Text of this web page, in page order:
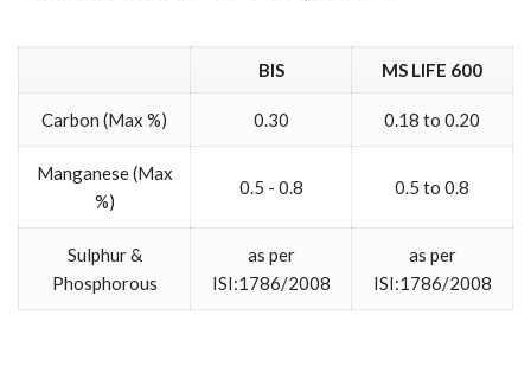
BIS MS LIFE 600
Carbon (Max %) 0.30 0.18 to 0.20
Manganese (Max
%)
0.5 - 0.8 0.5 to 0.8
Sulphur &
Phosphorous
as per
ISI:1786/2008
as per
ISI:1786/2008